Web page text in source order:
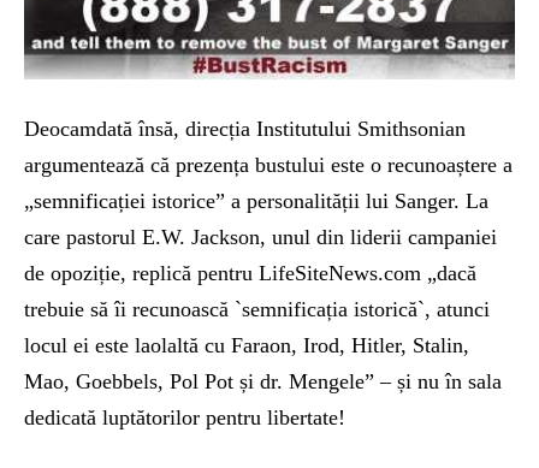
Deocamdată însă, direcția Institutului Smithsonian
argumentează că prezența bustului este o recunoaștere a
„semnificației istorice” a personalității lui Sanger. La
care pastorul E.W. Jackson, unul din liderii campaniei
de opoziție, replică pentru LifeSiteNews.com „dacă
trebuie să îi recunoască `semnificația istorică`, atunci
locul ei este laolaltă cu Faraon, Irod, Hitler, Stalin,
Mao, Goebbels, Pol Pot și dr. Mengele” – și nu în sala
dedicată luptătorilor pentru libertate!